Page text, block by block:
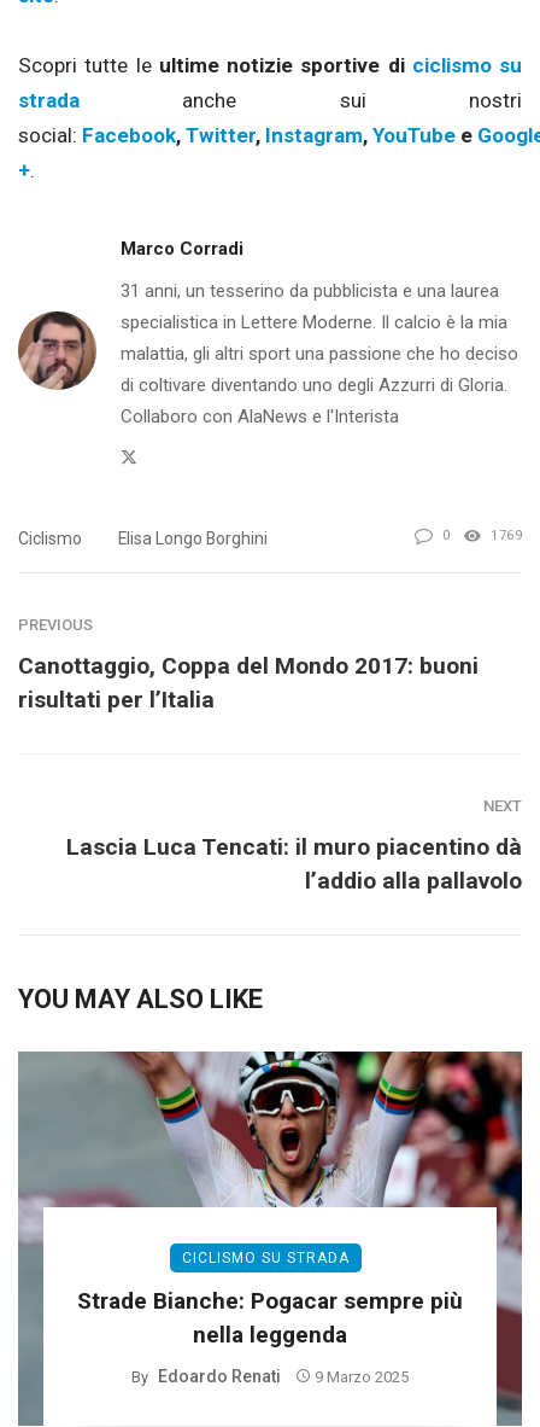
Scopri tutte le ultime notizie sportive di ciclismo su
strada anche sui nostri
social: Facebook, Twitter, Instagram, YouTube e
+.
Marco Corradi
31 anni, un tesserino da pubblicista e una laurea
specialistica in Lettere Moderne. Il calcio è la mia
malattia, gli altri sport una passione che ho deciso
di coltivare diventando uno degli Azzurri di Gloria.
Collaboro con AlaNews e l'Interista
Ciclismo Elisa Longo Borghini 0 1769
PREVIOUS
Canottaggio, Coppa del Mondo 2017: buoni
risultati per l’Italia
NEXT
Lascia Luca Tencati: il muro piacentino dà
l’addio alla pallavolo
YOU MAY ALSO LIKE
CICLISMO SU STRADA
Strade Bianche: Pogacar sempre più
nella leggenda
By Edoardo Renati 9 Marzo 2025